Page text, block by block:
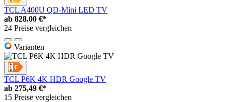
TCL A400U QD-Mini LED TV
ab 828,00 €*
24 Preise vergleichen
Varianten
TCL P6K 4K HDR Google TV
ab 275,49 €*
15 Preise vergleichen